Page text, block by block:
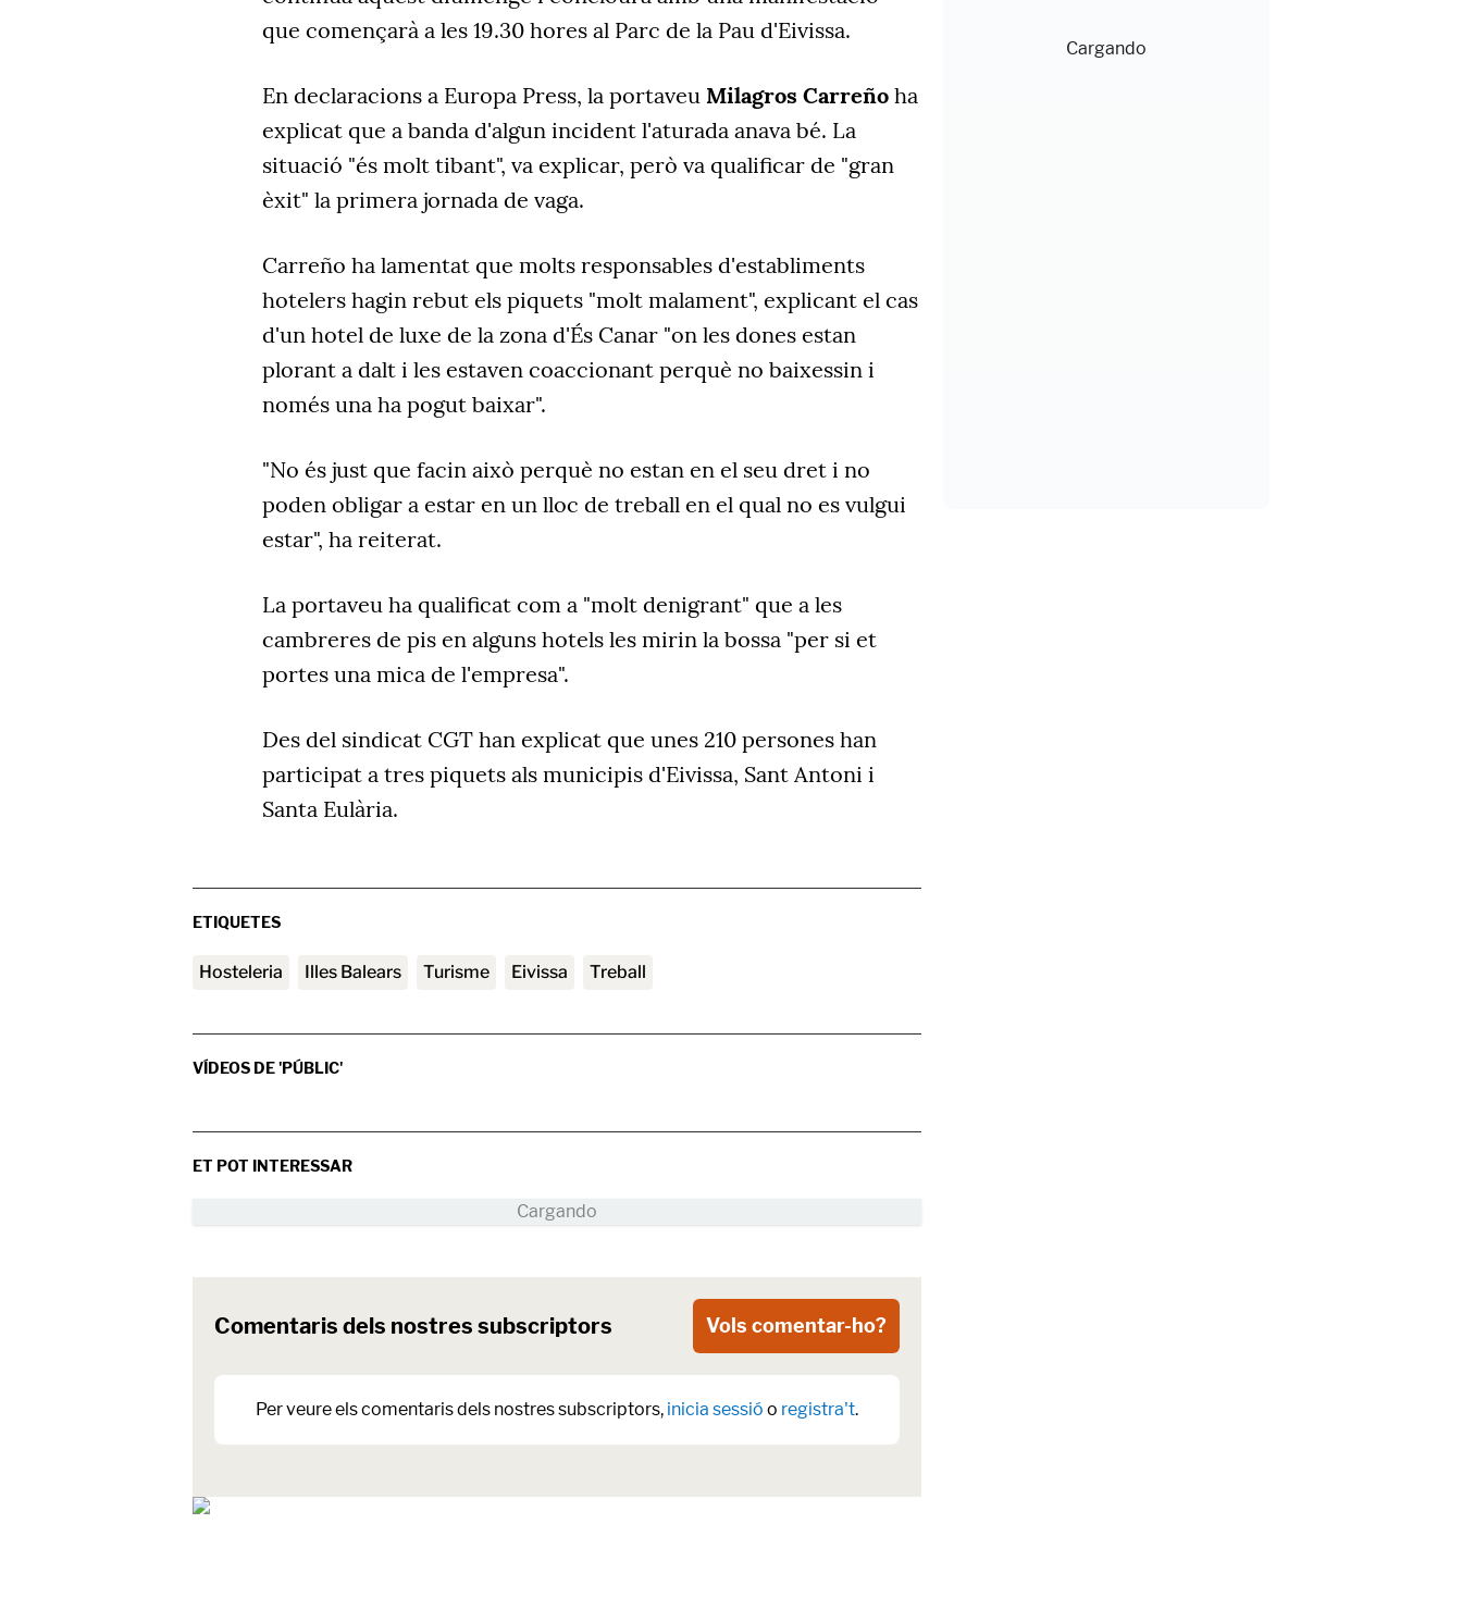
que començarà a les 19.30 hores al Parc de la Pau d'Eivissa.
En declaracions a Europa Press, la portaveu Milagros Carreño ha
explicat que a banda d'algun incident l'aturada anava bé. La
situació "és molt tibant", va explicar, però va qualificar de "gran
èxit" la primera jornada de vaga.
Carreño ha lamentat que molts responsables d'establiments
hotelers hagin rebut els piquets "molt malament", explicant el cas
d'un hotel de luxe de la zona d'És Canar "on les dones estan
plorant a dalt i les estaven coaccionant perquè no baixessin i
només una ha pogut baixar".
"No és just que facin això perquè no estan en el seu dret i no
poden obligar a estar en un lloc de treball en el qual no es vulgui
estar", ha reiterat.
La portaveu ha qualificat com a "molt denigrant" que a les
cambreres de pis en alguns hotels les mirin la bossa "per si et
portes una mica de l'empresa".
Des del sindicat CGT han explicat que unes 210 persones han
participat a tres piquets als municipis d'Eivissa, Sant Antoni i
Santa Eulària.
ETIQUETES
hosteleria Illes Balears turisme Eivissa treball
VÍDEOS DE 'PÚBLIC'
ET POT INTERESSAR
Comentaris dels nostres subscriptors Vols comentar-ho?
Per veure els comentaris dels nostres subscriptors, inicia sessió o registra't.